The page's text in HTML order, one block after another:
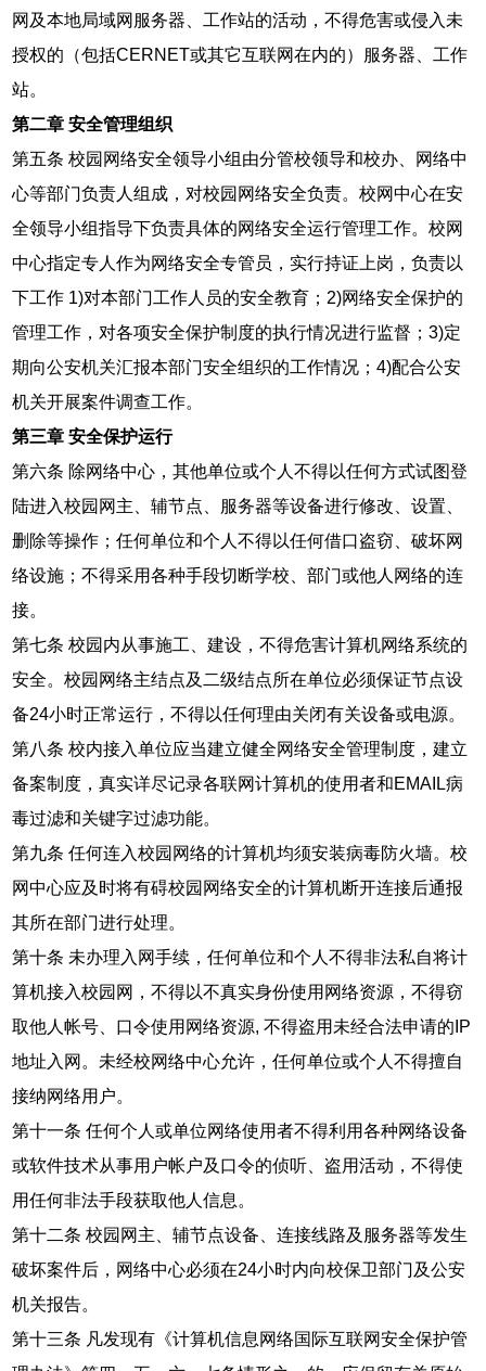
网及本地局域网服务器、工作站的活动，不得危害或侵入未
授权的（包括CERNET或其它互联网在内的）服务器、工作
站。
第二章 安全管理组织
第五条 校园网络安全领导小组由分管校领导和校办、网络中
心等部门负责人组成，对校园网络安全负责。校网中心在安
全领导小组指导下负责具体的网络安全运行管理工作。校网
中心指定专人作为网络安全专管员，实行持证上岗，负责以
下工作 1)对本部门工作人员的安全教育；2)网络安全保护的
管理工作，对各项安全保护制度的执行情况进行监督；3)定
期向公安机关汇报本部门安全组织的工作情况；4)配合公安
机关开展案件调查工作。
第三章 安全保护运行
第六条 除网络中心，其他单位或个人不得以任何方式试图登
陆进入校园网主、辅节点、服务器等设备进行修改、设置、
删除等操作；任何单位和个人不得以任何借口盗窃、破坏网
络设施；不得采用各种手段切断学校、部门或他人网络的连
接。
第七条 校园内从事施工、建设，不得危害计算机网络系统的
安全。校园网络主结点及二级结点所在单位必须保证节点设
备24小时正常运行，不得以任何理由关闭有关设备或电源。
第八条 校内接入单位应当建立健全网络安全管理制度，建立
备案制度，真实详尽记录各联网计算机的使用者和EMAIL病
毒过滤和关键字过滤功能。
第九条 任何连入校园网络的计算机均须安装病毒防火墙。校
网中心应及时将有碍校园网络安全的计算机断开连接后通报
其所在部门进行处理。
第十条 未办理入网手续，任何单位和个人不得非法私自将计
算机接入校园网，不得以不真实身份使用网络资源，不得窃
取他人帐号、口令使用网络资源, 不得盗用未经合法申请的IP
地址入网。未经校网络中心允许，任何单位或个人不得擅自
接纳网络用户。
第十一条 任何个人或单位网络使用者不得利用各种网络设备
或软件技术从事用户帐户及口令的侦听、盗用活动，不得使
用任何非法手段获取他人信息。
第十二条 校园网主、辅节点设备、连接线路及服务器等发生
破坏案件后，网络中心必须在24小时内向校保卫部门及公安
机关报告。
第十三条 凡发现有《计算机信息网络国际互联网安全保护管